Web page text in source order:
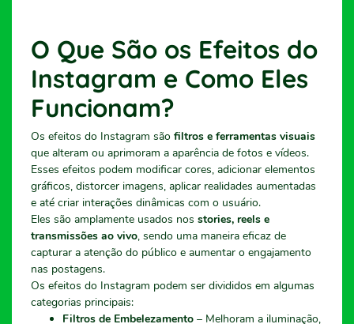
O Que São os Efeitos do
Instagram e Como Eles
Funcionam?
Os efeitos do Instagram são filtros e ferramentas visuais
que alteram ou aprimoram a aparência de fotos e vídeos.
Esses efeitos podem modificar cores, adicionar elementos
gráficos, distorcer imagens, aplicar realidades aumentadas
e até criar interações dinâmicas com o usuário.
Eles são amplamente usados nos stories, reels e
transmissões ao vivo, sendo uma maneira eficaz de
capturar a atenção do público e aumentar o engajamento
nas postagens.
Os efeitos do Instagram podem ser divididos em algumas
categorias principais:
Filtros de Embelezamento – Melhoram a iluminação,